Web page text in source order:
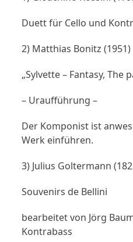
Duett für Cello und
2) Matthias Bonitz (1951)
„Sylvette – Fantasy, The
– Uraufführung –
Der Komponist ist
Werk einführen.
3) Julius Goltermann
Souvenirs de Bellini
bearbeitet von Jörg
Kontrabass